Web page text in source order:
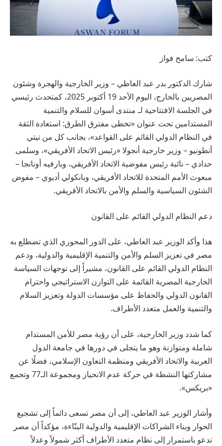
كتب: سامح فواز
شارك الدكتور بدر عبد العاطي – وزير الخارجية والهجرة وشئون
المصريين بالخارج، اليوم الأحد 19 أكتوبر 2025، كمتحدث رئيسي
في الجلسة الافتتاحية لـ منتدى أسوان للسلام والتنمية
المستدامين تحت عنوان «تخطى مفترق الطرق: استعادة الثقة
في النظام الدولي القائم على القواعد»، بجانب كل من تيتي
أنطونيو – وزير خارجية أنجولا «رئيس الاتحاد الأفريقي»، وسلمى
حدادي – نائبة رئيس مفوضية الاتحاد الأفريقي، وبارفيه أونانجا –
مبعوث الأمم المتحدة للاتحاد الأفريقي، وبانكولي أديوي – مفوض
الشئون السياسية والسلم والأمن بالاتحاد الأفريقي.
دعم النظام الدولي القائم على القانون
هذا وأكد الوزير عبد العاطي، على الدور المحوري الذي تضطلع به
مصر في تعزيز السلم والأمن والتنمية الإقليمية والدولية، ودعم
النظام الدولي القائم على القانون، مشيراً إلى توجهات السياسة
الخارجية المصرية القائمة على التوازن الاستراتيجي واحترام
القانون الدولي والحفاظ على مؤسسات الدولة وتعزيز السلام
والتنمية والعمل متعدد الأطراف.
كما شدد وزير الخارجية، على أن رؤية مصر للأمن المستدام
شاملة ومتوازنة وهو ما يتجلى في دورها في جامعة الدول
العربية والاتحاد الأفريقي ومنظمة التعاون الإسلامي، فضلًا عن
مشاركتها النشطة في حركة عدم الانحياز ومجموعة الـ77 وتجمع
«بريكس».
وأشار الوزير عبد العاطي، إلى أن مصر تسعى دائماً إلى تشجيع
الحوار وبناء الشراكات الإقليمية والدولية البنّاءة، مؤكداً أن مصر
تدعو باستمرار إلى نظام متعدد الأطراف أكثر شمولاً وعدلاً